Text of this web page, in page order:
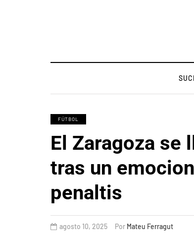
FÚTBOL
El Zaragoza se
tras un
penaltis
agosto 10, 2025 Por Mateu Ferragut